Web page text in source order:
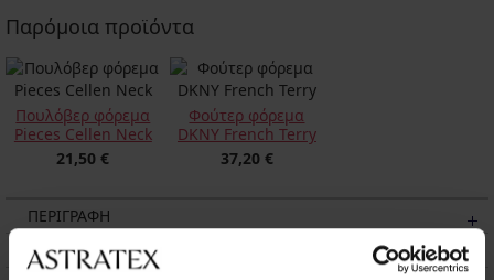
Παρόμοια προϊόντα
Πουλόβερ φόρεμα
Pieces Cellen Neck
21,50 €
Φούτερ φόρεμα
DKNY French Terry
37,20 €
ΠΕΡΙΓΡΑΦΗ
ΑΠΟΣΤΟΛΗ ΚΑΙ ΠΛΗΡΩΜΗ